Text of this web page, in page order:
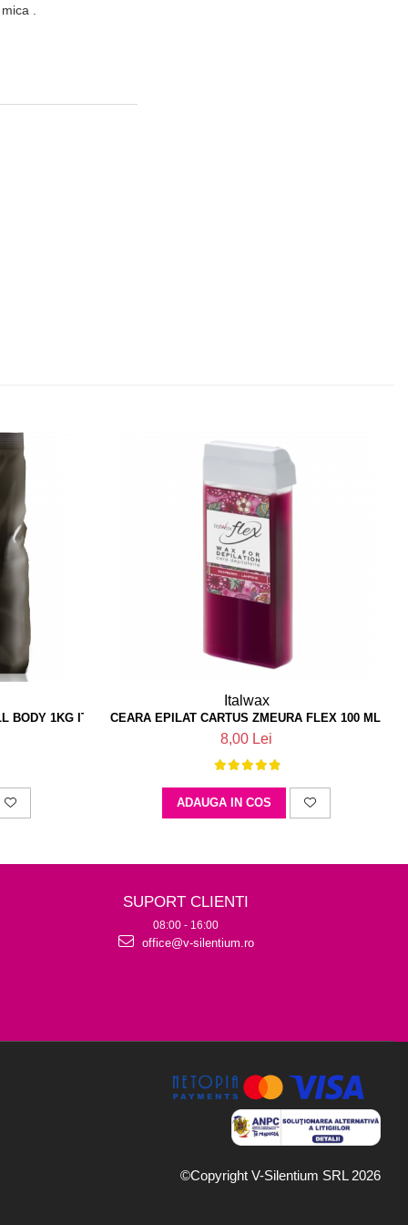
.
BODY 1KG ITALWAX
Italwax
CEARA EPILAT CARTUS ZMEURA FLEX 100 ML
8,00 Lei
ADAUGA IN COS
SUPORT CLIENTI
08:00 - 16:00
office@v-silentium.ro
©Copyright V-Silentium SRL 2026